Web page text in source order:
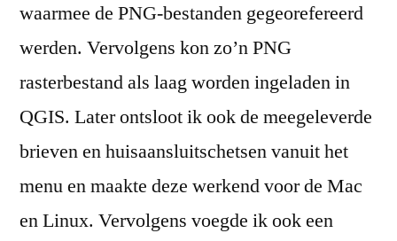
waarmee de PNG-bestanden gegeorefereerd
werden. Vervolgens kon zo’n PNG
rasterbestand als laag worden ingeladen in
QGIS. Later ontsloot ik ook de meegeleverde
brieven en huisaansluitschetsen vanuit het
menu en maakte deze werkend voor de Mac
en Linux. Vervolgens voegde ik ook een